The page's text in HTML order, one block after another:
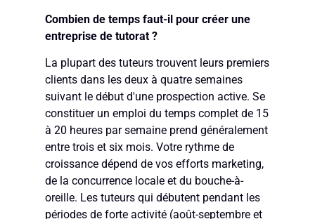
Combien de temps faut-il pour créer une
entreprise de tutorat ?
La plupart des tuteurs trouvent leurs premiers
clients dans les deux à quatre semaines
suivant le début d'une prospection active. Se
constituer un emploi du temps complet de 15
à 20 heures par semaine prend généralement
entre trois et six mois. Votre rythme de
croissance dépend de vos efforts marketing,
de la concurrence locale et du bouche-à-
oreille. Les tuteurs qui débutent pendant les
périodes de forte activité (août-septembre et